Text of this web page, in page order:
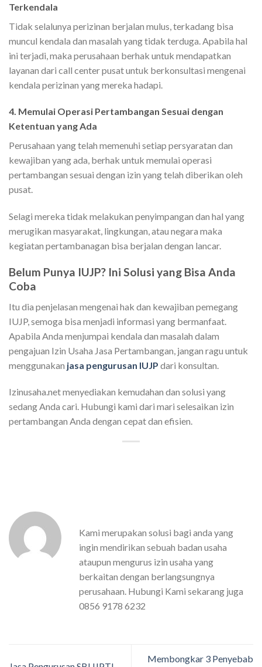
Terkendala
Tidak selalunya perizinan berjalan mulus, terkadang bisa
muncul kendala dan masalah yang tidak terduga. Apabila hal
ini terjadi, maka perusahaan berhak untuk mendapatkan
layanan dari call center pusat untuk berkonsultasi mengenai
kendala perizinan yang mereka hadapi.
4. Memulai Operasi Pertambangan Sesuai dengan
Ketentuan yang Ada
Perusahaan yang telah memenuhi setiap persyaratan dan
kewajiban yang ada, berhak untuk memulai operasi
pertambangan sesuai dengan izin yang telah diberikan oleh
pusat.
Selagi mereka tidak melakukan penyimpangan dan hal yang
merugikan masyarakat, lingkungan, atau negara maka
kegiatan pertambanagan bisa berjalan dengan lancar.
Belum Punya IUJP? Ini Solusi yang Bisa Anda
Coba
Itu dia penjelasan mengenai hak dan kewajiban pemegang
IUJP, semoga bisa menjadi informasi yang bermanfaat.
Apabila Anda menjumpai kendala dan masalah dalam
pengajuan Izin Usaha Jasa Pertambangan, jangan ragu untuk
menggunakan jasa pengurusan IUJP dari konsultan.
Izinusaha.net menyediakan kemudahan dan solusi yang
sedang Anda cari. Hubungi kami dari mari selesaikan izin
pertambangan Anda dengan cepat dan efisien.
Kami merupakan solusi bagi anda yang
ingin mendirikan sebuah badan usaha
ataupun mengurus izin usaha yang
berkaitan dengan berlangsungnya
perusahaan. Hubungi Kami sekarang juga
0856 9178 6232
Membongkar 3 Penyebab